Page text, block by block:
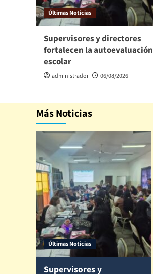
Últimas Noticias
Supervisores y directores
fortalecen la autoevaluación
escolar
administrador 06/08/2026
Más Noticias
Últimas Noticias
Supervisores y